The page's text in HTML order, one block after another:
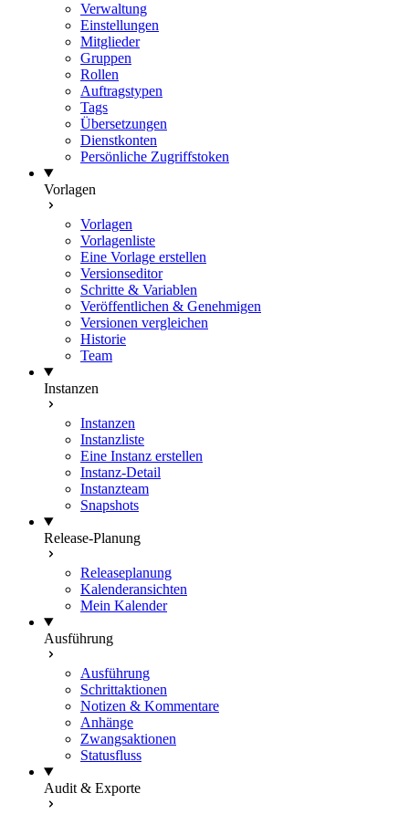
Verwaltung
Einstellungen
Mitglieder
Gruppen
Rollen
Auftragstypen
Tags
Übersetzungen
Dienstkonten
Persönliche Zugriffstoken
Vorlagen
Vorlagen
Vorlagenliste
Eine Vorlage erstellen
Versionseditor
Schritte & Variablen
Veröffentlichen & Genehmigen
Versionen vergleichen
Historie
Team
Instanzen
Instanzen
Instanzliste
Eine Instanz erstellen
Instanz-Detail
Instanzteam
Snapshots
Release-Planung
Releaseplanung
Kalenderansichten
Mein Kalender
Ausführung
Ausführung
Schrittaktionen
Notizen & Kommentare
Anhänge
Zwangsaktionen
Statusfluss
Audit & Exporte